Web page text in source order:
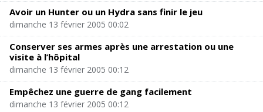
Avoir un Hunter ou un Hydra sans finir le jeu
dimanche 13 février 2005 00:02
Conserver ses armes après une arrestation ou une
visite à l’hôpital
dimanche 13 février 2005 00:12
Empêchez une guerre de gang facilement
dimanche 13 février 2005 00:12